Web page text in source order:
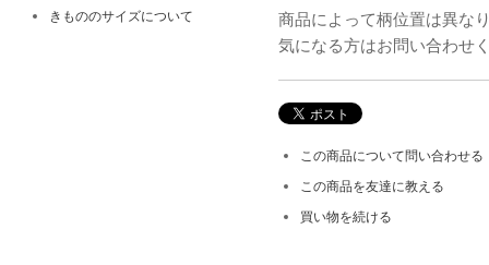
商品によって柄位置は異な
気になる方はお問い合わせ
この商品について問い合わせる
この商品を友達に教える
買い物を続ける
きもののサイズについて